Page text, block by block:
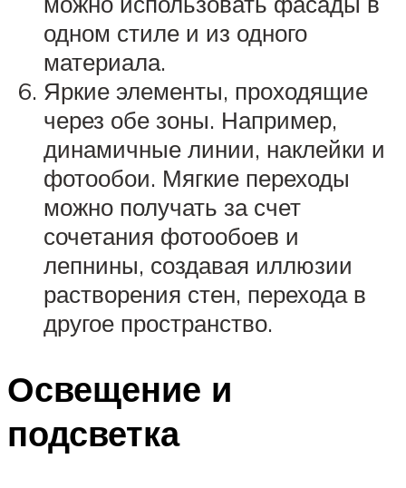
одном стиле и из одного
материала.
Яркие элементы, проходящие
через обе зоны. Например,
динамичные линии, наклейки и
фотообои. Мягкие переходы
можно получать за счет
сочетания фотообоев и
лепнины, создавая иллюзии
растворения стен, перехода в
другое пространство.
Освещение и
подсветка